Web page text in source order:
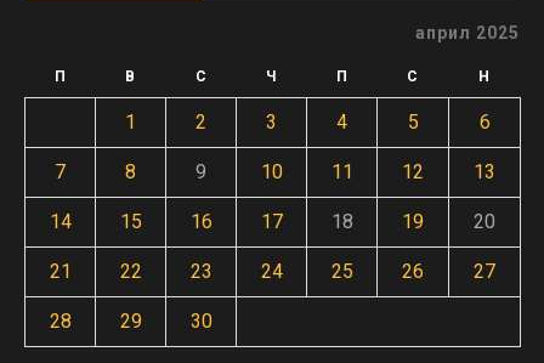
април 2025
П В С Ч П С Н
1 2 3 4 5 6
7 8 9 10 11 12 13
14 15 16 17 18 19 20
21 22 23 24 25 26 27
28 29 30